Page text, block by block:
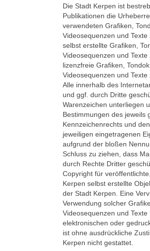
Die Stadt Kerpen ist
Publikationen die
verwendeten Grafiken,
Videosequenzen und
selbst erstellte Grafiken,
Videosequenzen und
lizenzfreie Grafiken,
Videosequenzen und Texte
Alle innerhalb des
und ggf. durch Dritte
Warenzeichen unterliegen
Bestimmungen des jeweils
Kennzeichenrechts und
jeweiligen eingetragenen
aufgrund der bloßen
Schluss zu ziehen, dass
durch Rechte Dritter
Copyright für
Kerpen selbst erstellte
der Stadt Kerpen. Eine
Verwendung solcher
Videosequenzen und Texte
elektronischen oder
ist ohne ausdrückliche
Kerpen nicht gestattet.